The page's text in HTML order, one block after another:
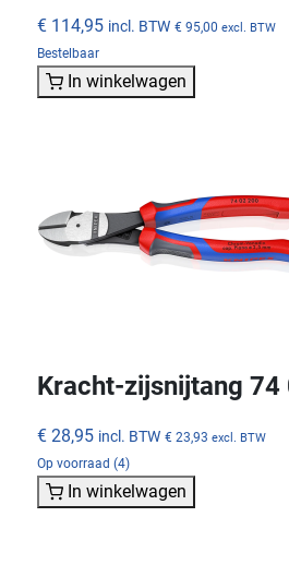
€ 114,95 incl. BTW € 95,00 excl. BTW
Bestelbaar
In winkelwagen
Kracht-zijsnijtang 74
€ 28,95 incl. BTW € 23,93 excl. BTW
Op voorraad (4)
In winkelwagen